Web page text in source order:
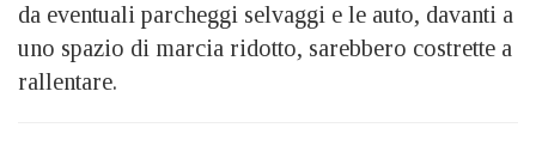
da eventuali parcheggi selvaggi e le auto, davanti a
uno spazio di marcia ridotto, sarebbero costrette a
rallentare.